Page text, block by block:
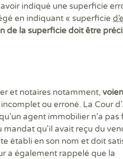
RT 2012
réglementaire
de performance énergétique
amiante
avant démolition ou travaux
décent
Technique Global
de division
de Plan Pluriannuel de Travaux
après travaux
avant démolition
amiante avant démolition
indiqué une superficie
en indiquant « superficie
de la superficie doit être
et notaires notamment,
ou erroné. La Cour
agent immobilier n’a
qu'il avait reçu du
établi en son nom et doit
a également rappelé que la